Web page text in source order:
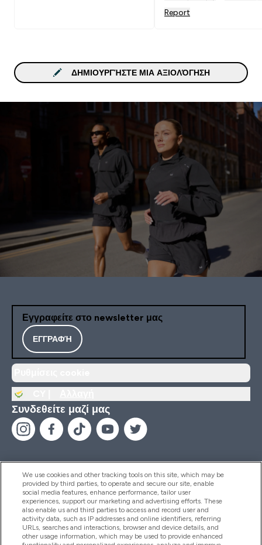
Report
ΔΗΜΙΟΥΡΓΉΣΤΕ ΜΙΑ ΑΞΙΟΛΌΓΗΣΗ
Εγγραφείτε στο newsletter μας
ΕΓΓΡΑΦΉ
Συνδεθείτε μαζί μας
Βοήθεια & Πληροφορίες
Προϊόντα
We use cookies and other tracking tools on this site, which may be
provided by third parties, to operate and secure our site, enable
social media features, enhance performance, tailor user
experiences, support our marketing and advertising efforts. These
also enable us and third parties to access and record user and
activity data, such as IP addresses and online identifiers, referring
URLs, searches and interactions, browser and device details, and
other usage information, which may be used to provide enhanced